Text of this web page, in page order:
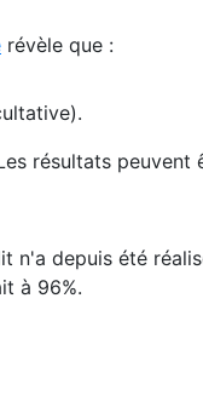
révèle que :
résultats peuvent
n'a depuis été
à 96%.